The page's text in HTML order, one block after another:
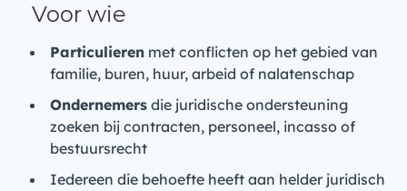
Voor wie
Particulieren met conflicten op het gebied van
familie, buren, huur, arbeid of nalatenschap
Ondernemers die juridische ondersteuning
zoeken bij contracten, personeel, incasso of
bestuursrecht
Iedereen die behoefte heeft aan helder juridisch